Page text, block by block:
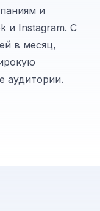
и
и Instagram. С
в месяц,
аудитории.